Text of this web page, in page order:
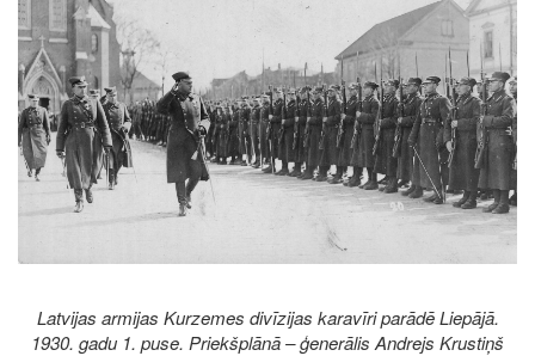
Latvijas armijas Kurzemes divīzijas karavīri parādē Liepājā.
1930. gadu 1. puse. Priekšplānā – ģenerālis Andrejs Krustiņš